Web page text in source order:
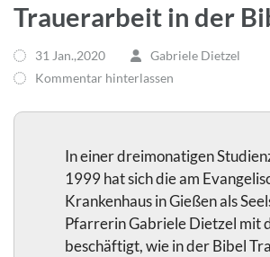
Trauerarbeit in der
31 Jan.,2020
Gabriele Dietzel
Kommentar hinterlassen
In einer dreimonatigen
1999 hat sich die am
Krankenhaus in Gießen als
Pfarrerin Gabriele Dietzel mit
beschäftigt, wie in der Bibel